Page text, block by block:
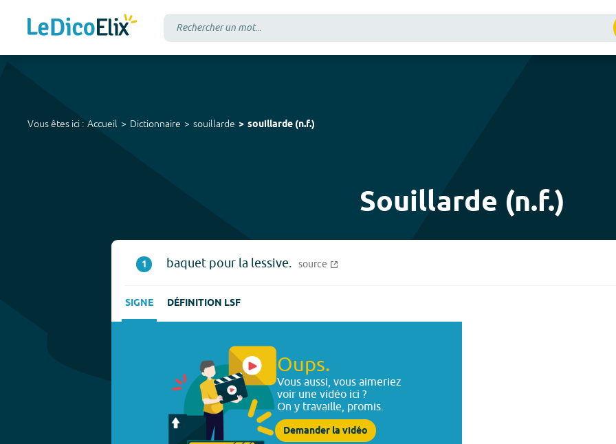
Vous êtes ici : Accueil Dictionnaire souillarde souillarde (n.f.)
Souillarde (n.f.)
1 baquet pour la lessive. source
SIGNE DÉFINITION LSF
Oups.
Vous aussi, vous aimeriez
voir une vidéo ici ?
On y travaille, promis.
Demander la vidéo